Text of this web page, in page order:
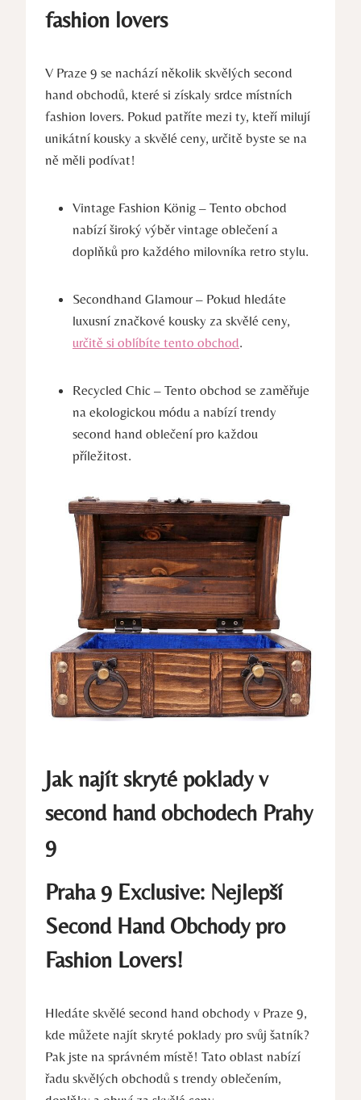
fashion lovers
V Praze 9 se nachází několik skvělých second
hand obchodů, které si získaly srdce místních
fashion lovers. Pokud patříte mezi ty, kteří milují
unikátní kousky a skvělé ceny, určitě byste se na
ně měli podívat!
Vintage Fashion König – Tento obchod
nabízí široký výběr vintage oblečení a
doplňků pro každého milovníka retro stylu.
Secondhand Glamour – Pokud hledáte
luxusní značkové kousky za skvělé ceny,
určitě si oblíbíte tento obchod.
Recycled Chic – Tento obchod se zaměřuje
na ekologickou módu a nabízí trendy
second hand oblečení pro každou
příležitost.
Jak najít skryté poklady v
second hand obchodech Prahy
9
Praha 9 Exclusive: Nejlepší
Second Hand Obchody pro
Fashion Lovers!
Hledáte skvělé second hand obchody v Praze 9,
kde můžete najít skryté poklady pro svůj šatník?
Pak jste na správném místě! Tato oblast nabízí
řadu skvělých obchodů s trendy oblečením,